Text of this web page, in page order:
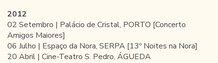
2012
02 Setembro | Palácio de Cristal, PORTO [Concerto
Amigos Maiores]
06 Julho | Espaço da Nora, SERPA [13º Noites na Nora]
20 Abril | Cine-Teatro S. Pedro, ÁGUEDA